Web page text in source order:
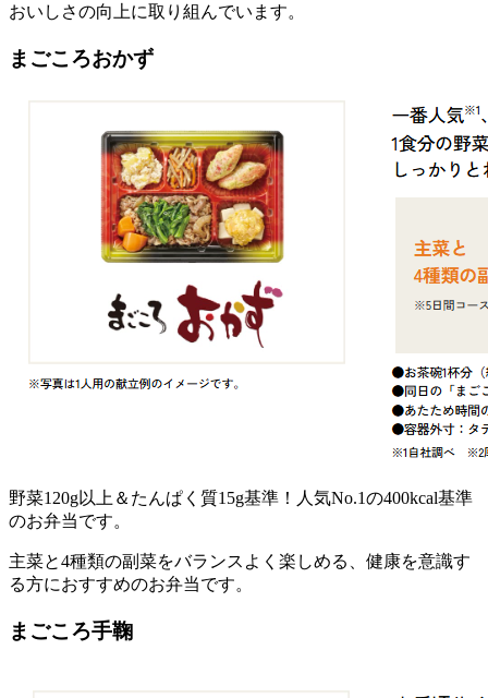
おいしさの向上に取り組んでいます。
まごころおかず
野菜120g以上＆たんぱく質15g基準！人気No.1の400kcal基準
のお弁当です。
主菜と4種類の副菜をバランスよく楽しめる、健康を意識す
る方におすすめのお弁当です。
まごころ手鞠